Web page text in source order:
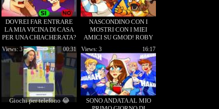
DOVREI FAR ENTRARE
LA MIA VICINA DI CASA
PER UNA CHIACHERATA?
That's Not My Neighbor!
NASCONDINO CON I
MOSTRI CON I MIEI
AMICI SU GMOD! ROBY
Giochi per telefono 😂
00:31
Views: 3
SONO ANDATA AL MIO
16:17
Views: 3